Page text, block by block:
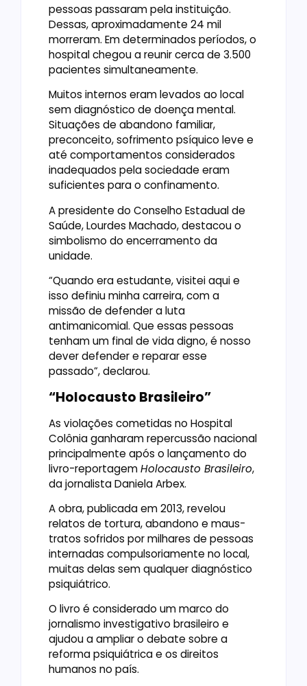
pessoas passaram pela instituição.
Dessas, aproximadamente 24 mil
morreram. Em determinados períodos, o
hospital chegou a reunir cerca de 3.500
pacientes simultaneamente.
Muitos internos eram levados ao local
sem diagnóstico de doença mental.
Situações de abandono familiar,
preconceito, sofrimento psíquico leve e
até comportamentos considerados
inadequados pela sociedade eram
suficientes para o confinamento.
A presidente do Conselho Estadual de
Saúde, Lourdes Machado, destacou o
simbolismo do encerramento da
unidade.
“Quando era estudante, visitei aqui e
isso definiu minha carreira, com a
missão de defender a luta
antimanicomial. Que essas pessoas
tenham um final de vida digno, é nosso
dever defender e reparar esse
passado”, declarou.
“Holocausto Brasileiro”
As violações cometidas no Hospital
Colônia ganharam repercussão nacional
principalmente após o lançamento do
livro-reportagemHolocausto Brasileiro,
da jornalista Daniela Arbex.
A obra, publicada em 2013, revelou
relatos de tortura, abandono e maus-
tratos sofridos por milhares de pessoas
internadas compulsoriamente no local,
muitas delas sem qualquer diagnóstico
psiquiátrico.
O livro é considerado um marco do
jornalismo investigativo brasileiro e
ajudou a ampliar o debate sobre a
reforma psiquiátrica e os direitos
humanos no país.